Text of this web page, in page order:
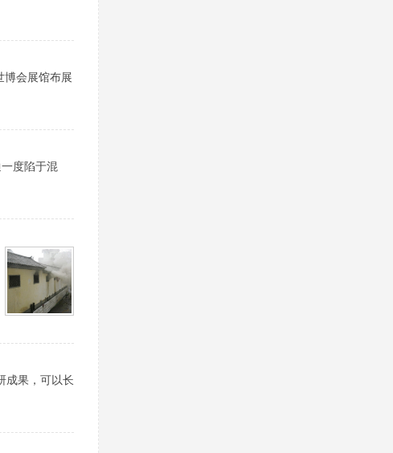
会展馆布展
度陷于混
成果，可以长